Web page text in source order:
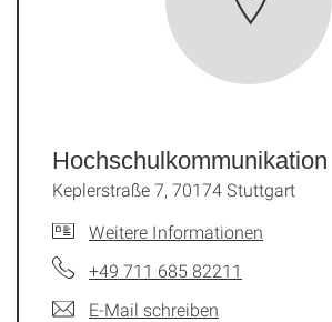
Hochschulkommunikation
Keplerstraße 7, 70174 Stuttgart
Weitere Informationen
+49 711 685 82211
E-Mail schreiben